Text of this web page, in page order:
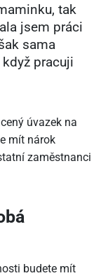
tak
jsem práci
sama
pracuji
úvazek na
mít nárok
zaměstnanci
budete mít